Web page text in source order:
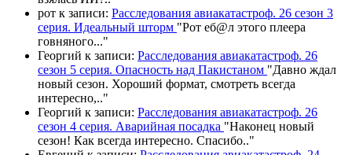
рот к записи: Расследования авиакатастроф. 26 сезон 3
серия. Идеальный шторм "Рот еб@л этого плеера
говняного..."
Георгий к записи: Расследования авиакатастроф. 26
сезон 5 серия. Опасность над Пакистаном "Давно ждал
новый сезон. Хороший формат, смотреть всегда
интересно,.."
Георгий к записи: Расследования авиакатастроф. 26
сезон 4 серия. Аварийная посадка "Наконец новый
сезон! Как всегда интересно. Спасибо.."